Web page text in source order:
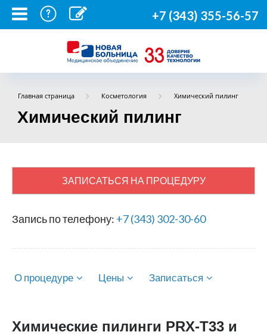
+7 (343) 355-56-57
Главная страница Косметология Химический пилинг
Химический пилинг
ЗАПИСАТЬСЯ НА ПРОЦЕДУРУ
Запись по телефону: +7 (343) 302-30-60
О процедуре Цены Записаться
Химические пилинги PRX-T33 и